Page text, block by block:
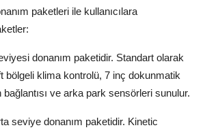
paketleri ile kullanıcılara
donanım paketidir. Standart olarak
bölgeli klima kontrolü, 7 inç dokunmatik
ve arka park sensörleri sunulur.
seviye donanım paketidir. Kinetic